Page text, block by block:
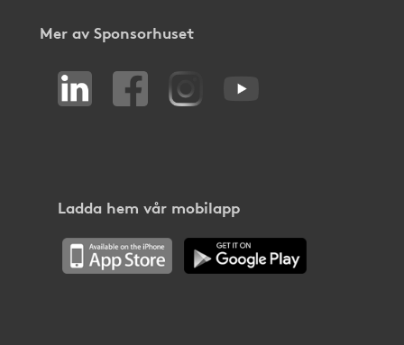
Mer av Sponsorhuset
Ladda hem vår mobilapp